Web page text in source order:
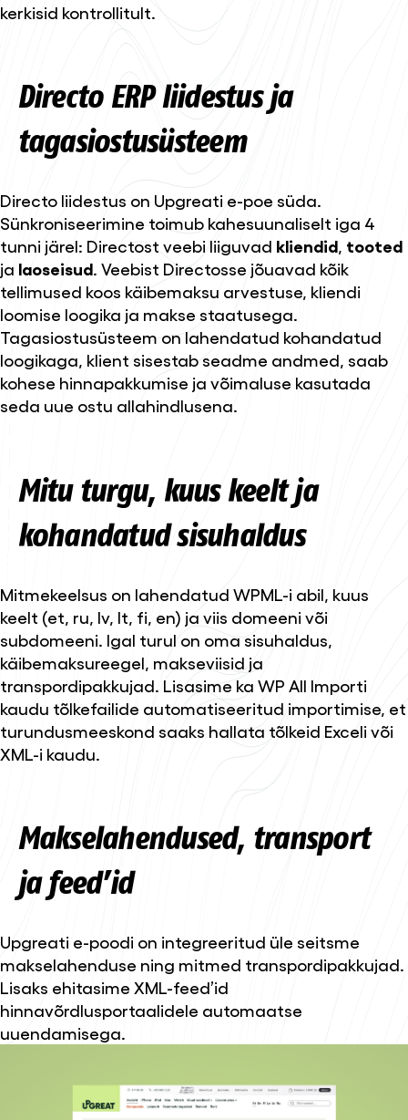
kerkisid kontrollitult.
Directo ERP liidestus ja
tagasiostusüsteem
Directo liidestus on Upgreati e-poe süda.
Sünkroniseerimine toimub kahesuunaliselt iga 4
tunni järel: Directost veebi liiguvad kliendid tooted
ja laoseisud. Veebist Directosse jõuavad kõik
tellimused koos käibemaksu arvestuse, kliendi
loomise loogika ja makse staatusega.
Tagasiostusüsteem on lahendatud kohandatud
loogikaga, klient sisestab seadme andmed, saab
kohese hinnapakkumise ja võimaluse kasutada
seda uue ostu allahindlusena.
Mitu turgu, kuus keelt ja
kohandatud sisuhaldus
Mitmekeelsus on lahendatud WPML-i abil, kuus
keelt (et, ru, lv, lt, fi, en) ja viis domeeni või
subdomeeni. Igal turul on oma sisuhaldus,
käibemaksureegel, makseviisid ja
transpordipakkujad. Lisasime ka WP All Importi
kaudu tõlkefailide automatiseeritud importimise, et
turundusmeeskond saaks hallata tõlkeid Exceli või
XML-i kaudu.
Makselahendused, transport
ja feed’id
Upgreati e-poodi on integreeritud üle seitsme
makselahenduse ning mitmed transpordipakkujad.
Lisaks ehitasime XML-feed’id
hinnavõrdlusportaalidele automaatse
uuendamisega.